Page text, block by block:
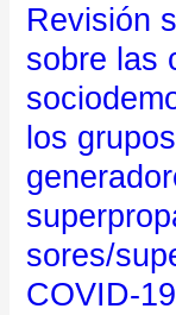
Revisión
sobre las
los
sores/
COVID-19
Revisión
rápida
sobre
las
características
sociodemográficas
clínicas
de
los